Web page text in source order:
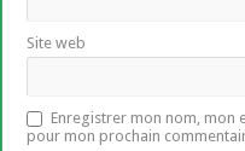
Site web
Enregistrer mon nom, mon
pour mon prochain